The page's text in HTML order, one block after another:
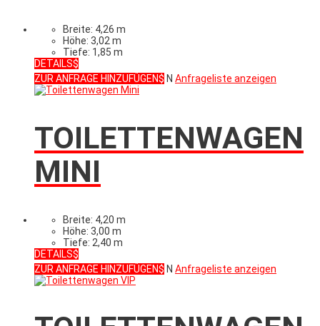
Breite: 4,26 m
Höhe: 3,02 m
Tiefe: 1,85 m
DETAILS
ZUR ANFRAGE HINZUFÜGEN
N Anfrageliste anzeigen
TOILETTENWAGEN
MINI
Breite: 4,20 m
Höhe: 3,00 m
Tiefe: 2,40 m
DETAILS
ZUR ANFRAGE HINZUFÜGEN
N Anfrageliste anzeigen